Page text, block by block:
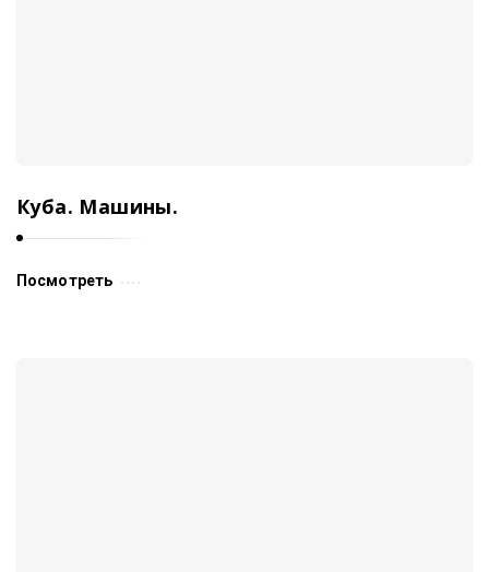
Куба. Машины.
Посмотреть